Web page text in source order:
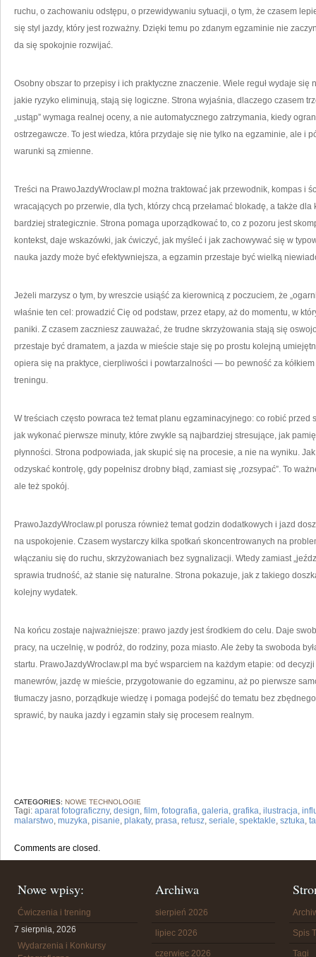
ruchu, o zachowaniu odstępu, o przewidywaniu sytuacji, o tym, że czasem
się styl jazdy, który jest rozważny. Dzięki temu po zdanym egzaminie nie
da się spokojnie rozwijać.
Osobny obszar to przepisy i ich praktyczne znaczenie. Wiele reguł wydaje
jakie ryzyko eliminują, stają się logiczne. Strona wyjaśnia, dlaczego czasem
„ustąp” wymaga realnej oceny, a nie automatycznego zatrzymania, kiedy
ostrzegawcze. To jest wiedza, która przydaje się nie tylko na egzaminie, ale i
warunki są zmienne.
Treści na PrawoJazdyWroclaw.pl można traktować jak przewodnik, kompas i
wracających po przerwie, dla tych, którzy chcą przełamać blokadę, a także
bardziej strategicznie. Strona pomaga uporządkować to, co z pozoru jest
kontekst, daje wskazówki, jak ćwiczyć, jak myśleć i jak zachowywać się w
nauka jazdy może być efektywniejsza, a egzamin przestaje być wielką
Jeżeli marzysz o tym, by wreszcie usiąść za kierownicą z poczuciem, że
właśnie ten cel: prowadzić Cię od podstaw, przez etapy, aż do momentu, w
paniki. Z czasem zaczniesz zauważać, że trudne skrzyżowania stają się
przestaje być dramatem, a jazda w mieście staje się po prostu kolejną
opiera się na praktyce, cierpliwości i powtarzalności — bo pewność za
treningu.
W treściach często powraca też temat planu egzaminacyjnego: co robić przed
jak wykonać pierwsze minuty, które zwykle są najbardziej stresujące, jak
płynności. Strona podpowiada, jak skupić się na procesie, a nie na wyniku.
odzyskać kontrolę, gdy popełnisz drobny błąd, zamiast się „rozsypać”. To
ale też spokój.
PrawoJazdyWroclaw.pl porusza również temat godzin dodatkowych i jazd
na uspokojenie. Czasem wystarczy kilka spotkań skoncentrowanych na
włączaniu się do ruchu, skrzyżowaniach bez sygnalizacji. Wtedy zamiast
sprawia trudność, aż stanie się naturalne. Strona pokazuje, jak z takiego
kolejny wydatek.
Na końcu zostaje najważniejsze: prawo jazdy jest środkiem do celu. Daje
pracy, na uczelnię, w podróż, do rodziny, poza miasto. Ale żeby ta swoboda
startu. PrawoJazdyWroclaw.pl ma być wsparciem na każdym etapie: od
manewrów, jazdę w mieście, przygotowanie do egzaminu, aż po pierwsze
tłumaczy jasno, porządkuje wiedzę i pomaga podejść do tematu bez
sprawić, by nauka jazdy i egzamin stały się procesem realnym.
CATEGORIES: NOWE TECHNOLOGIE
Tagi: aparat fotograficzny, design, film, fotografia, galeria, grafika, ilustracja,
malarstwo, muzyka, pisanie, plakaty, prasa, retusz, seriale, spektakle, sztuka,
Comments are closed.
Nowe wpisy:
Ćwiczenia i trening
7 sierpnia, 2026
Wydarzenia i Konkursy
Archiwa
sierpień 2026
lipiec 2026
czerwiec 2026
Spis
Tagi